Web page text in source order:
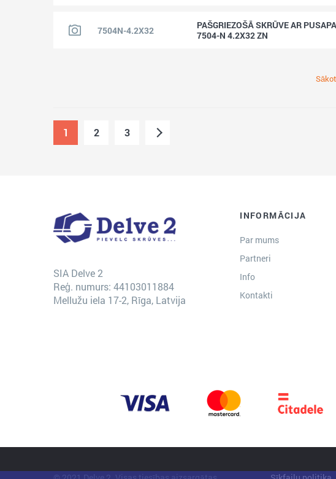
7504N-4.2X32
PAŠGRIEZOŠĀ SKRŪVE AR
7504-N 4.2X32 ZN
1 2 3
SIA Delve 2
Reģ. numurs: 44103011884
Mellužu iela 17-2, Rīga, Latvija
INFORMĀCIJA
Par mums
Partneri
Info
Kontakti